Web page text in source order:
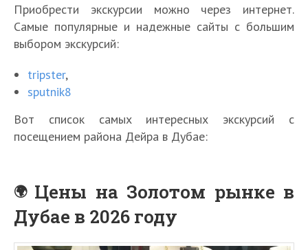
Приобрести экскурсии можно через интернет.
Самые популярные и надежные сайты с большим
выбором экскурсий:
tripster,
sputnik8
Вот список самых интересных экскурсий с
посещением района Дейра в Дубае:
Цены на Золотом рынке в
Дубае в 2026 году